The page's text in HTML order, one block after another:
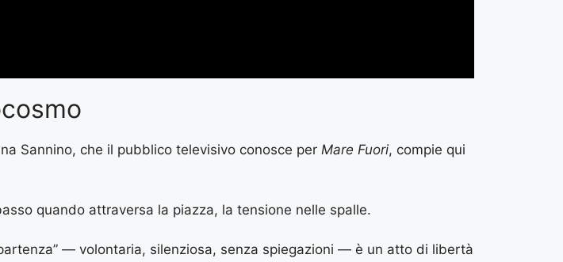
Sannino, che il pubblico televisivo conosce per Mare Fuori, compie qui
quando attraversa la piazza, la tensione nelle spalle.
— volontaria, silenziosa, senza spiegazioni — è un atto di libertà